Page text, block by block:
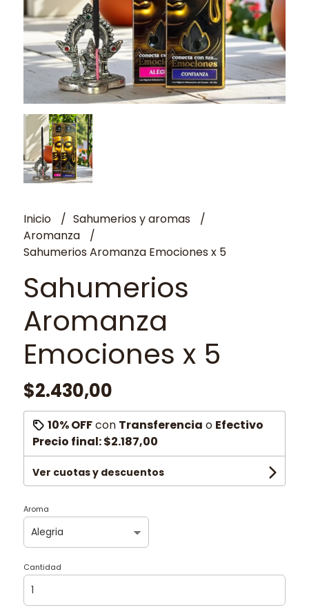
Inicio
Sahumerios y aromas
Aromanza
Sahumerios Aromanza Emociones x 5
Sahumerios
Aromanza
Emociones x 5
$2.430,00
10% OFFcon Transferencia o Efectivo
Precio final:$2.187,00
Ver cuotas y descuentos
Aroma
Cantidad